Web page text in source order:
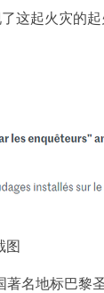
这起火灾的
图
名地标巴黎